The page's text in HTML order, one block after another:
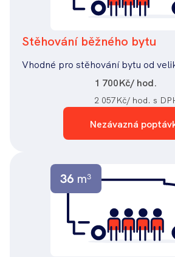
Stěhování běžného bytu
Vhodné pro stěhování bytu od
1 700Kč/ hod.
2 057Kč/ hod. s
Nezávazná